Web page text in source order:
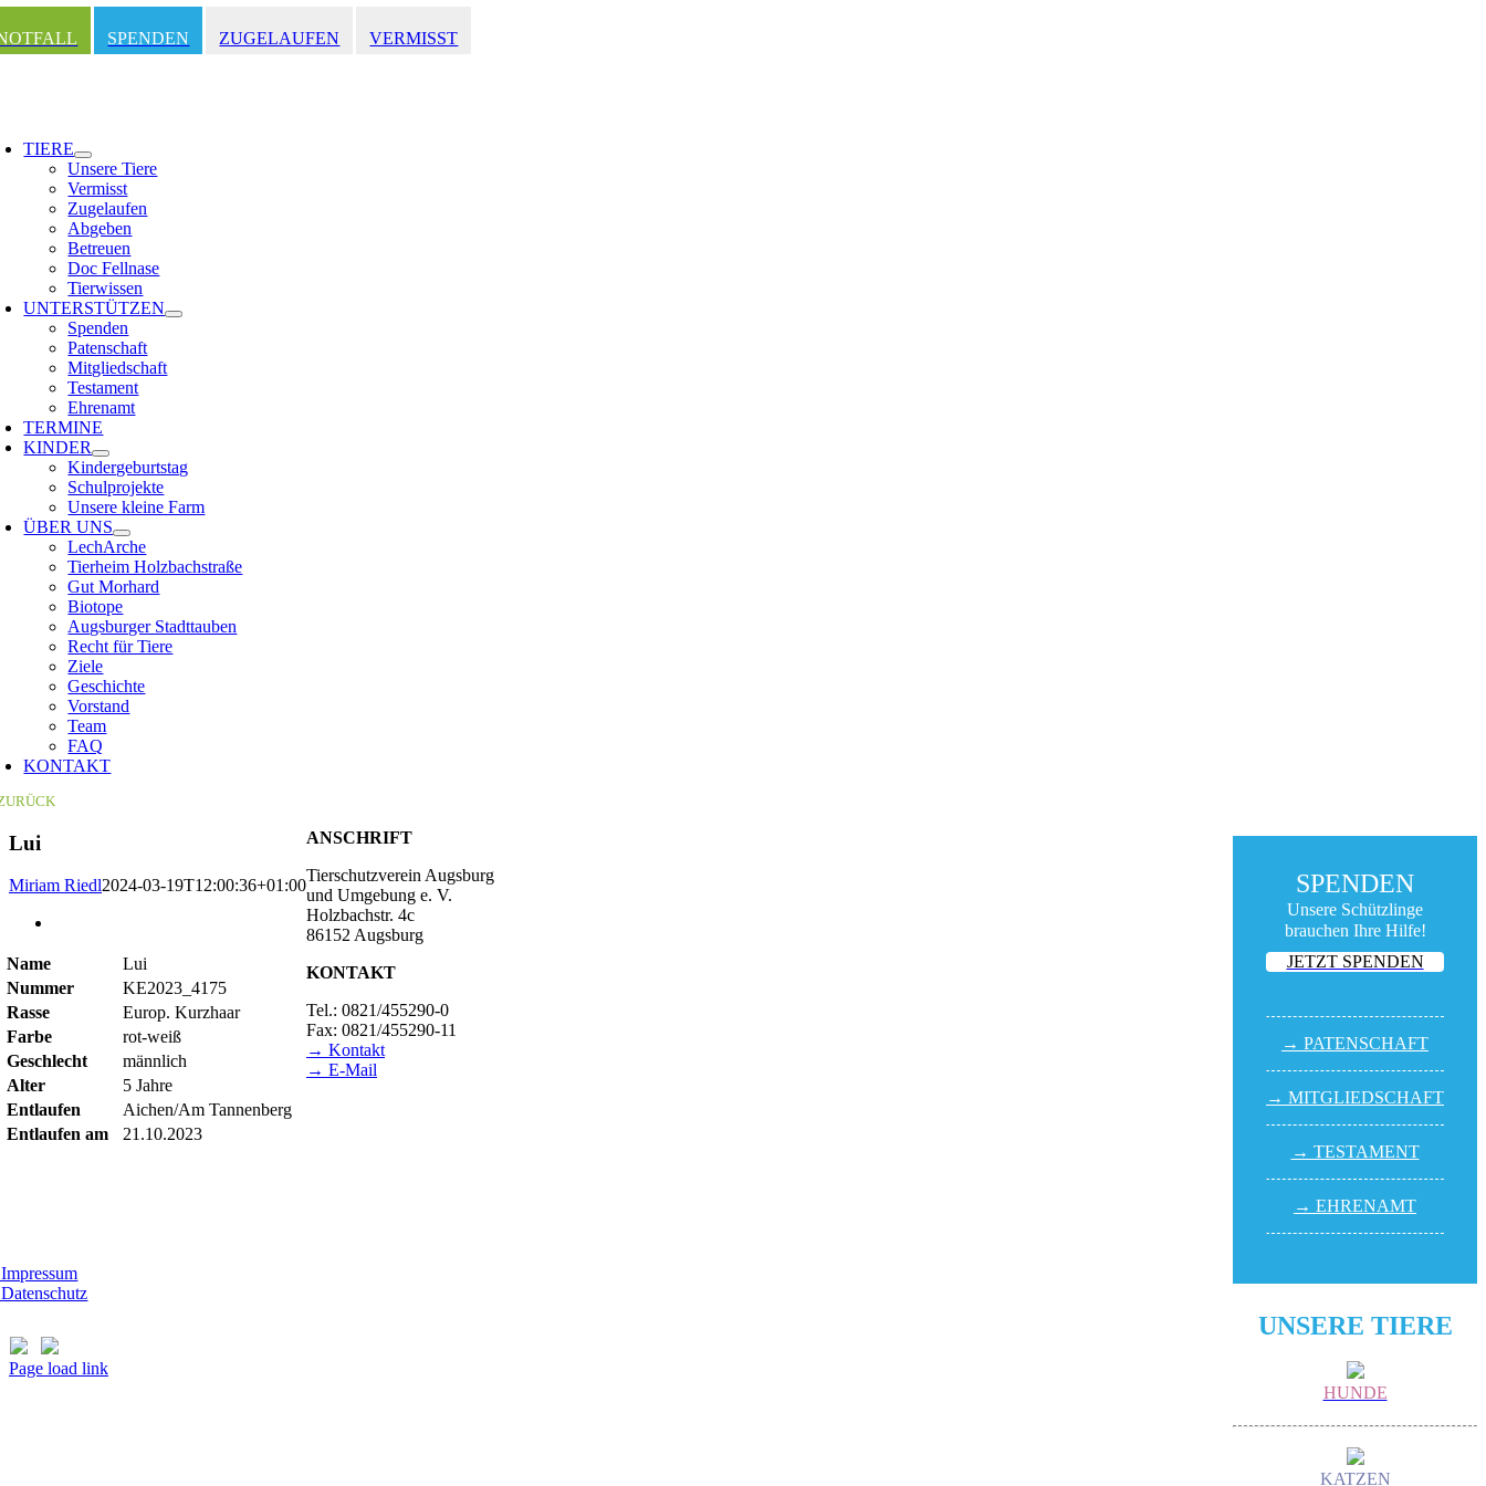
Inhalt
springen
SPENDEN ZUGELAUFEN VERMISST
TIERE
Unsere Tiere
Vermisst
Zugelaufen
Abgeben
Betreuen
Doc Fellnase
Tierwissen
UNTERSTÜTZEN
Spenden
Patenschaft
Mitgliedschaft
Testament
Ehrenamt
TERMINE
KINDER
Kindergeburtstag
Schulprojekte
Unsere kleine Farm
ÜBER UNS
LechArche
Tierheim Holzbachstraße
Gut Morhard
Biotope
Augsburger Stadttauben
Recht für Tiere
Ziele
Geschichte
Vorstand
Team
FAQ
KONTAKT
Lui
Miriam Riedl2024-03-19T12:00:36+01:00
Name
Lui
Nummer
KE2023_4175
Rasse
Europ. Kurzhaar
Farbe
rot-weiß
Geschlecht
männlich
Alter
5 Jahre
Entlaufen
Aichen/Am Tannenberg
Entlaufen am
21.10.2023
SPENDEN
Unsere Schützlinge
brauchen Ihre Hilfe!
JETZT SPENDEN
→ PATEN­SCHAFT
→ MITGLIED­SCHAFT
→ TESTA­MENT
→ EHREN­AMT
UNSERE TIERE
HUNDE
KATZEN
ANSCHRIFT
Tierschutzverein Augsburg
und Umgebung e. V.
Holzbachstr. 4c
86152 Augsburg
KONTAKT
Tel.: 0821/455290-0
Fax: 0821/455290-11
→ Kontakt
→ E-Mail
Page load link